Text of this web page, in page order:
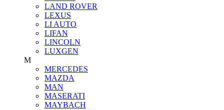
LAND ROVER
LEXUS
LI AUTO
LIFAN
LINCOLN
LUXGEN
M
MERCEDES
MAZDA
MAN
MASERATI
MAYBACH